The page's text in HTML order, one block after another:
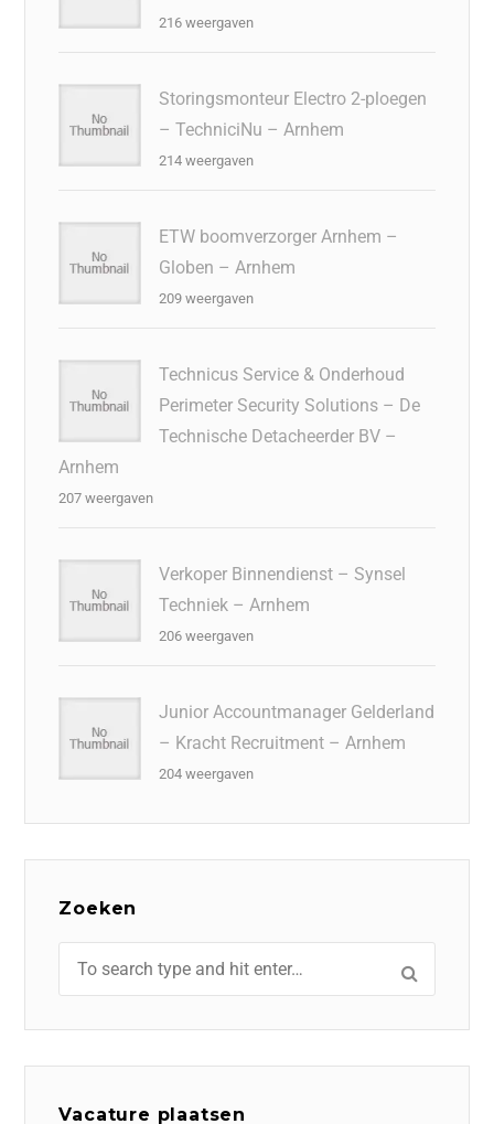
216 weergaven
Storingsmonteur Electro 2-ploegen
– TechniciNu – Arnhem
214 weergaven
ETW boomverzorger Arnhem –
Globen – Arnhem
209 weergaven
Technicus Service & Onderhoud
Perimeter Security Solutions – De
Technische Detacheerder BV –
Arnhem
207 weergaven
Verkoper Binnendienst – Synsel
Techniek – Arnhem
206 weergaven
Junior Accountmanager Gelderland
– Kracht Recruitment – Arnhem
204 weergaven
Zoeken
Vacature plaatsen